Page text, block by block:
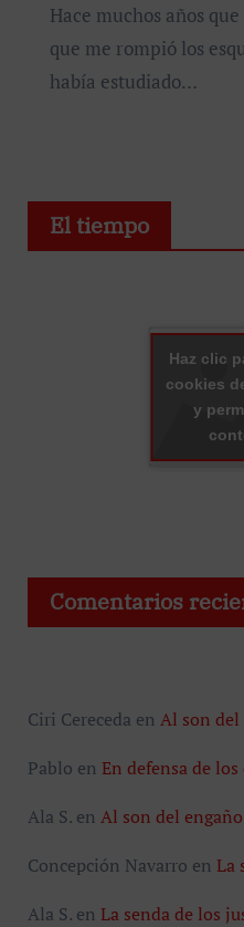
Hace muchos años que tuve una conversación
que me rompió los
había estudiado…
El tiempo
Haz clic
cookies
y
Comentarios
Ciri Cereceda en Al son del
Pablo en En defensa de
Ala S.en Al son del engaño
Concepción Navarro en La
Ala S.en La senda de los